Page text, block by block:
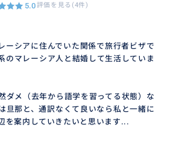
5.0評価を見る(4件)
ーシアに住んでいた関係で旅行者ビザで
のマレーシア人と結婚して生活していま
ダメ（去年から語学を習ってる状態）な
旦那と、通訳なくて良いなら私と一緒に
を案内していきたいと思います...